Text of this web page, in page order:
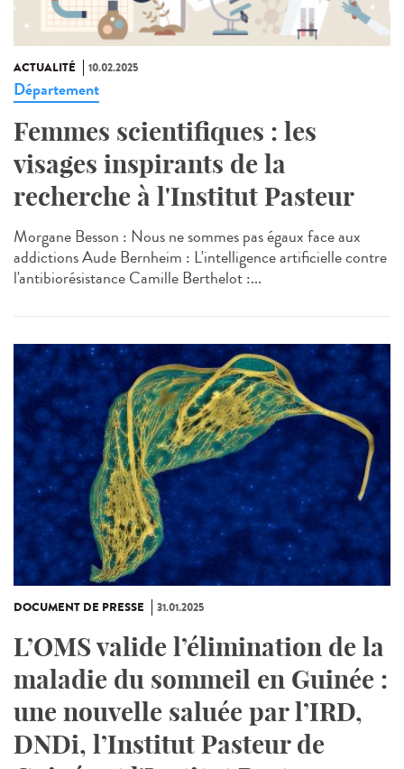
ACTUALITÉ 10.02.2025
Département
Femmes scientifiques : les
visages inspirants de la
recherche à l'Institut Pasteur
Morgane Besson : Nous ne sommes pas égaux face aux
addictions Aude Bernheim : L'intelligence artificielle contre
l'antibiorésistance Camille Berthelot :...
DOCUMENT DE PRESSE 31.01.2025
L’OMS valide l’élimination de la
maladie du sommeil en Guinée :
une nouvelle saluée par l’IRD,
DNDi, l’Institut Pasteur de